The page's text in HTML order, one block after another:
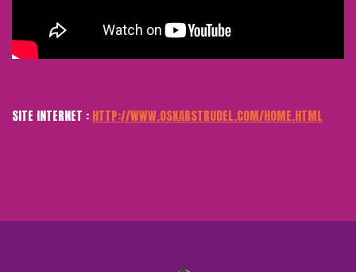
SITE INTERNET : HTTP://WWW.OSKARSTRUDEL.COM/HOME.HTML